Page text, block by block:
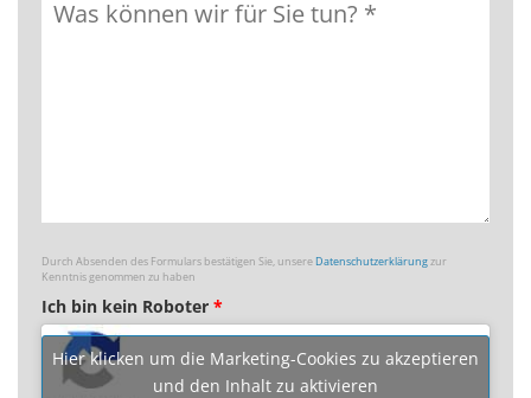
Durch Absenden des Formulars bestätigen Sie, unsereDatenschutzerklärungzur
Kenntnis genommen zu haben
Ich bin kein Roboter *
Hier klicken um die Marketing-Cookies zu akzeptieren
und den Inhalt zu aktivieren